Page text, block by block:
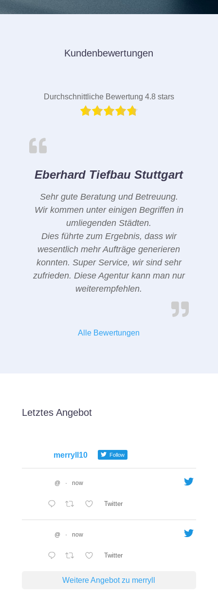
Kundenbewertungen
Durchschnittliche Bewertung 4.8 stars
Eberhard Tiefbau Stuttgart
Sehr gute Beratung und Betreuung.
Wir kommen unter einigen Begriffen in
umliegenden Städten.
Dies führte zum Ergebnis, dass wir
wesentlich mehr Aufträge generieren
konnten. Super Service, wir sind sehr
zufrieden. Diese Agentur kann man nur
weiterempfehlen.
Alle Bewertungen
Letztes Angebot
merryll10 Follow
@ · now
Twitter
@ · now
Twitter
Weitere Angebot zu merryll